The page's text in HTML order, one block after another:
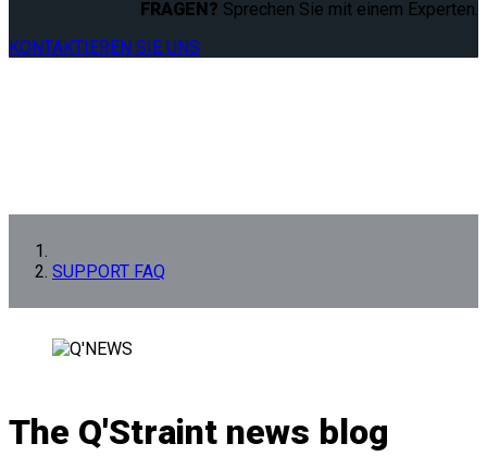
FRAGEN? Sprechen Sie mit einem Experten.
KONTAKTIEREN SIE UNS
SUPPORT FAQ
The Q'Straint news blog